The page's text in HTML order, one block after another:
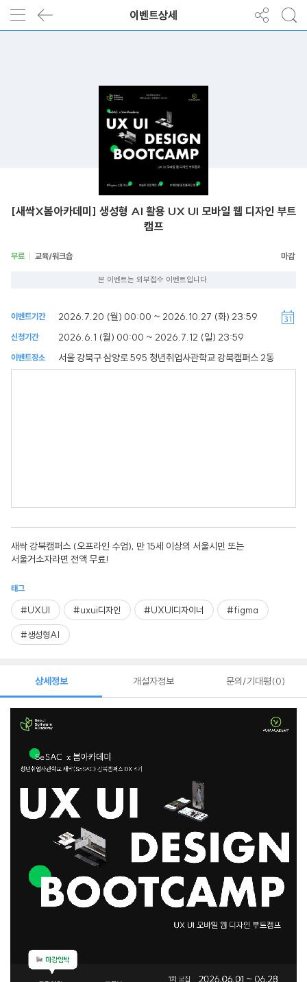
이벤트상세
[새싹X봄아카데미] 생성형 AI 활용 UX UI 모바일 웹 디자인 부트
캠프
무료 교육/워크숍
본 이벤트는 외부접수 이벤트입니다.
이벤트기간 2026.7.20 (월) 00:00 ~ 2026.10.27 (화) 23:59
신청기간 2026.6.1 (월) 00:00 ~ 2026.7.12 (일) 23:59
이벤트장소 서울 강북구 삼양로 595 청년취업사관학교 강북캠퍼스 2동
새싹 강북캠퍼스 (오프라인 수업), 만 15세 이상의 서울시민 또는
서울거소자라면 전액 무료!
태그
#UXUI #uxui디자인 #UXUI디자이너 #figma
#생성형AI
상세정보 개설자정보 문의/기대평 0